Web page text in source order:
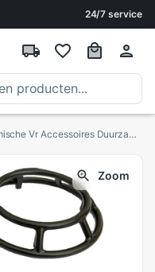
24/7 service
Beschermhoes Mouw Ergonomische Vr Accessoires Duurzaam Controller Grip Guard Cover Praktische Handvat Voor Oculus Quest Rift S
Zoom